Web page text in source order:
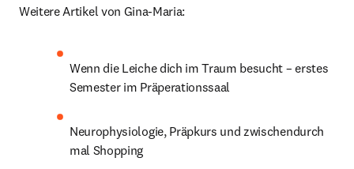
Weitere Artikel von Gina-Maria:
Wenn die Leiche dich im Traum besucht – erstes
Semester im Präperationssaal
Neurophysiologie, Präpkurs und zwischendurch
mal Shopping